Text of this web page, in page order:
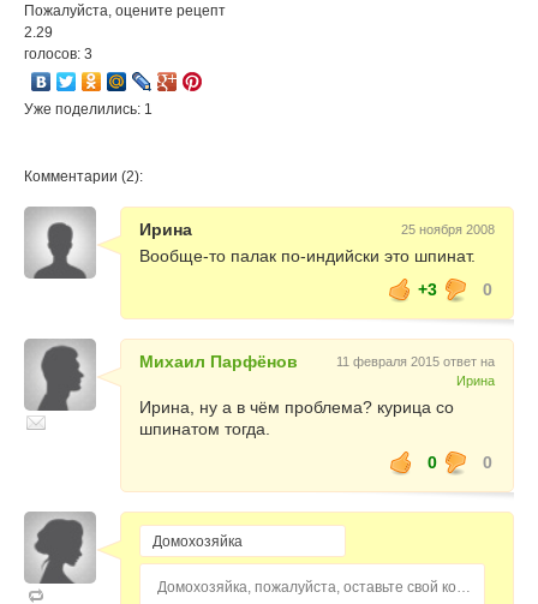
Пожалуйста, оцените рецепт
2.29
голосов: 3
Уже поделились: 1
Комментарии (2):
Ирина 25 ноября 2008
Вообще-то палак по-индийски это шпинат.
+3
0
Михаил Парфёнов
11 февраля 2015 ответ на
Ирина
Ирина, ну а в чём проблема? курица со
шпинатом тогда.
0
0
Домохозяйка, пожалуйста, оставьте свой комментарий...